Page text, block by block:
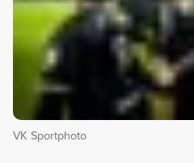
VK Sportphoto